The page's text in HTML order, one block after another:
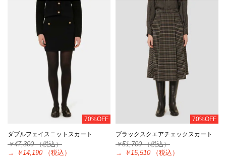
70%OFF
ダブルフェイスニットスカート
￥47,300（税込）
→
￥14,190 （税込）
70%OFF
ブラックスクエアチェックスカート
￥51,700（税込）
→
￥15,510 （税込）